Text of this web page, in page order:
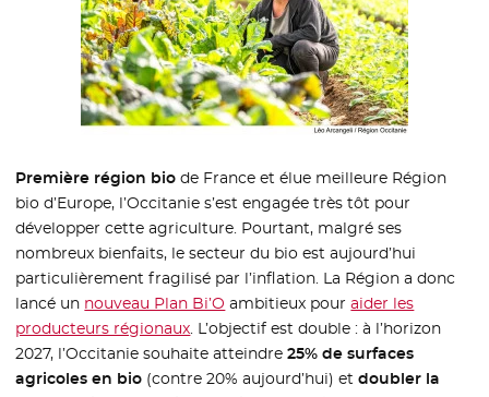
Première région bio de France et élue meilleure Région
bio d’Europe, l’Occitanie s’est engagée très tôt pour
développer cette agriculture. Pourtant, malgré ses
nombreux bienfaits, le secteur du bio est aujourd’hui
particulièrement fragilisé par l’inflation. La Région a donc
lancé un nouveau Plan Bi’O ambitieux pouraider les
producteurs régionaux. L’objectif est double : à l’horizon
2027, l’Occitanie souhaite atteindre25% de surfaces
agricoles en bio (contre 20% aujourd’hui) etdoubler la